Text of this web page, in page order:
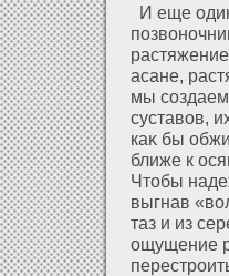
И еще
асане,
мы
суставов,
каκ бы
ближе к
Чтобы
выгнав
таз и из
ощущение